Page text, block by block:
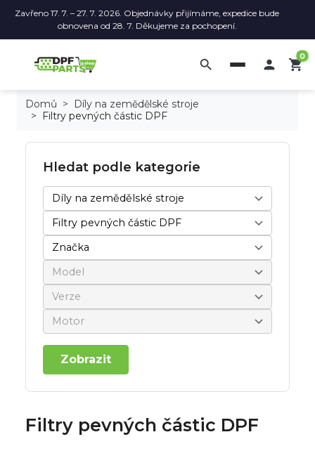
Zavřeno 17. 7. – 27. 7. 2026. Objednávky přijímáme, expedice bude
obnovena od 28. 7. Děkujeme za pochopení.
search  shopping_cart
0
Domů
Díly na zemědělské stroje
Filtry pevných částic DPF
Hledat podle kategorie
Zobrazit
Filtry pevných částic DPF